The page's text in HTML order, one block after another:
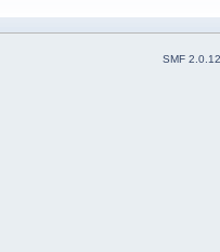
SMF 2.0.12